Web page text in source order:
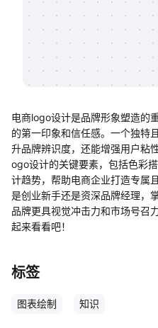
帮助中心
知识分享社区
电商logo设计是品牌形象塑造的
的第一印象和信任感。一个独特
升品牌辨识度，还能增强用户粘
ogo设计的关键要素，包括色彩
计趋势，帮助电商企业打造专属
是创业新手还是资深品牌经理，
品牌更具视觉冲击力和市场号召
起来看看吧！
标签
图表绘制 知识